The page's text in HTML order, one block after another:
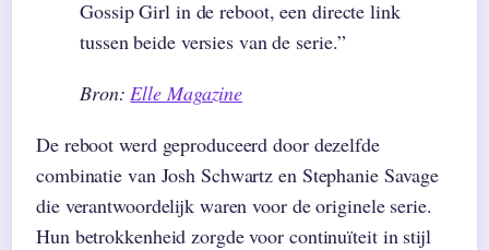
Gossip Girl in de reboot, een directe link
tussen beide versies van de serie.”
Bron:Elle Magazine
De reboot werd geproduceerd door dezelfde
combinatie van Josh Schwartz en Stephanie Savage
die verantwoordelijk waren voor de originele serie.
Hun betrokkenheid zorgde voor continuïteit in stijl